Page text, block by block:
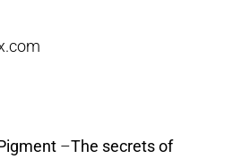
–The secrets of